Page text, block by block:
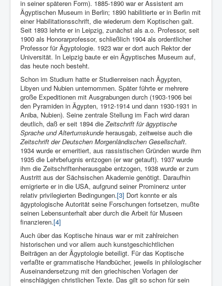
in seiner späteren Form). 1885-1890 war er Assistent am
Ägyptischen Museum in Berlin; 1890 habilitierte er in Berlin mit
einer Habilitationsschrift, die wiederum dem Koptischen galt.
Seit 1893 lehrte er in Leipzig, zunächst als a.o. Professor, seit
1900 als Honorarprofessor, schließlich 1904 als ordentlicher
Professor für Ägyptologie. 1923 war er dort auch Rektor der
Universität. In Leipzig baute er ein Ägyptisches Museum auf,
das heute noch besteht.
Schon im Studium hatte er Studienreisen nach Ägypten,
Libyen und Nubien unternommen. Später führte er mehrere
große Expeditionen mit Ausgrabungen durch (1903-1906 bei
den Pyramiden in Ägypten, 1912-1914 und dann 1930-1931 in
Aniba, Nubien). Seine zentrale Stellung im Fach wird daran
deutlich, daß er seit 1894 dieZeitschrift für ägyptische
Sprache und Altertumskunde herausgab, zeitweise auch die
Zeitschrift der Deutschen Morgenländischen Gesellschaft.
1934 wurde er emeritiert, aus rassistischen Gründen wurde ihm
1935 die Lehrbefugnis entzogen (er war getauft). 1937 wurde
ihm die Zeitschriftenherausgabe entzogen, 1938 wurde er zum
Austritt aus der Sächsischen Akademie genötigt. Daraufhin
emigrierte er in die USA, aufgrund seiner Prominenz unter
relativ privilegierten Bedingungen.[3] Dort konnte er als
ägyptologische Autorität seine Forschungen fortsetzen, mußte
seinen Lebensunterhalt aber durch die Arbeit für Museen
finanzieren.[4]
Auch über das Koptische hinaus war er mit zahlreichen
historischen und vor allem auch kunstgeschicht­lichen
Beiträgen an der Ägyptologie beteiligt. Für das Koptische
verfaßte er grammatische Handbü­cher, jeweils in philologischer
Auseinandersetzung mit den griechischen Vorlagen der
einschlägigen christlichen Texte. Das gilt so schon für sein